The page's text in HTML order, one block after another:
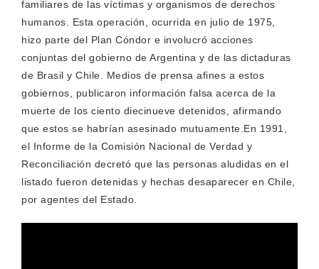
familiares de las víctimas y organismos de derechos
humanos. Esta operación, ocurrida en julio de 1975,
hizo parte del Plan Cóndor e involucró acciones
conjuntas del gobierno de Argentina y de las dictaduras
de Brasil y Chile. Medios de prensa afines a estos
gobiernos, publicaron información falsa acerca de la
muerte de los ciento diecinueve detenidos, afirmando
que estos se habrían asesinado mutuamente.En 1991,
el Informe de la Comisión Nacional de Verdad y
Reconciliación decretó que las personas aludidas en el
listado fueron detenidas y hechas desaparecer en Chile,
por agentes del Estado.